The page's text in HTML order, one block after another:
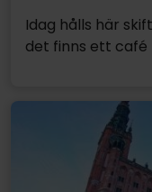
Idag hålls här
det finns ett